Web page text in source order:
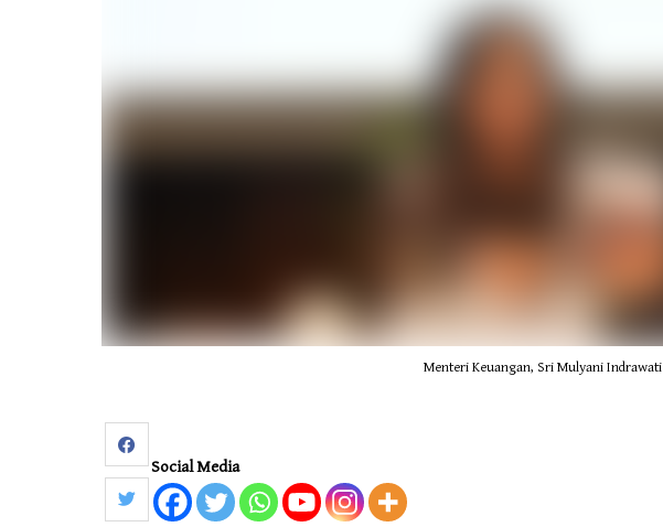
Menteri Keuangan, Sri Mulyani Indrawati
Social Media